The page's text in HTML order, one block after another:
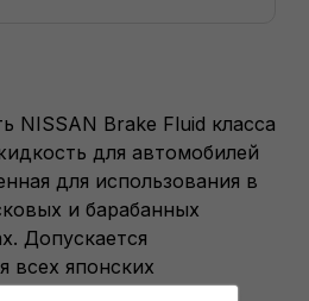
NISSAN Brake Fluid класса
для автомобилей
для использования в
и барабанных
Допускается
всех японских